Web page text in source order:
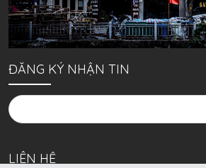
ĐĂNG KÝ NHẬN TIN
LIÊN HỆ